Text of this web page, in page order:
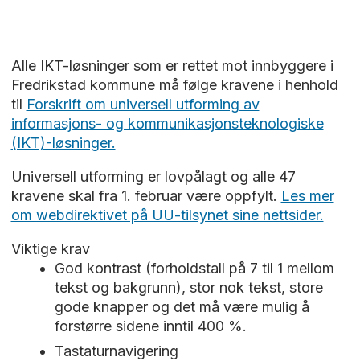
Alle IKT-løsninger som er rettet mot innbyggere i
Fredrikstad kommune må følge kravene i henhold
til Forskrift om universell utforming av
informasjons- og kommunikasjonsteknologiske
(IKT)-løsninger.
Universell utforming er lovpålagt og alle 47
kravene skal fra 1. februar være oppfylt. Les mer
om webdirektivet på UU-tilsynet sine nettsider.
Viktige krav
God kontrast (forholdstall på 7 til 1 mellom
tekst og bakgrunn), stor nok tekst, store
gode knapper og det må være mulig å
forstørre sidene inntil 400 %.
Tastaturnavigering